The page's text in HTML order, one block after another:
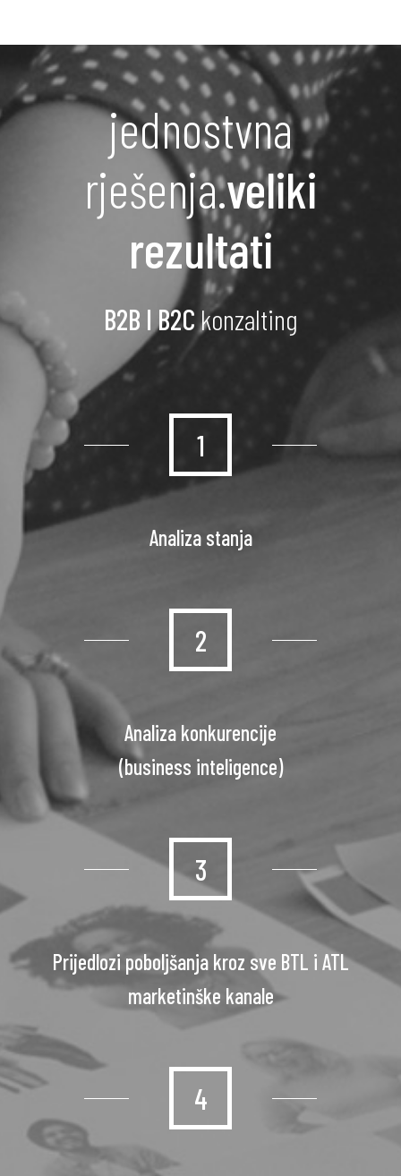
jednostvna
rješenja.veliki
rezultati
B2B I B2Ckonzalting
1
Analiza stanja
2
Analiza konkurencije
(business inteligence)
3
Prijedlozi poboljšanja kroz sve BTL i ATL
marketinške kanale
4